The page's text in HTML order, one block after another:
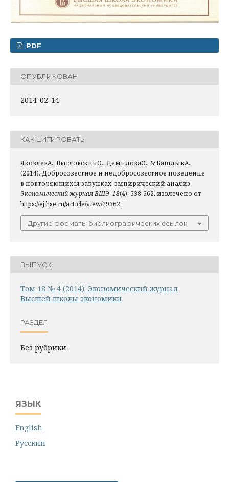
PDF
ОПУБЛИКОВАН
2014-02-14
КАК ЦИТИРОВАТЬ
ЯковлевА., ВыгловскийО., ДемидоваО., & БашлыкА.
(2014). Добросовестное и недобросовестное поведение
в повторяющихся закупках: эмпирический анализ.
Экономический журнал ВШЭ, 18(4), 538-562. извлечено от
https://ej.hse.ru/article/view/29362
Другие форматы библиографических ссылок
ВЫПУСК
Том 18 № 4 (2014): Экономический журнал
Высшей школы экономики
РАЗДЕЛ
Без рубрики
ЯЗЫК
English
Русский